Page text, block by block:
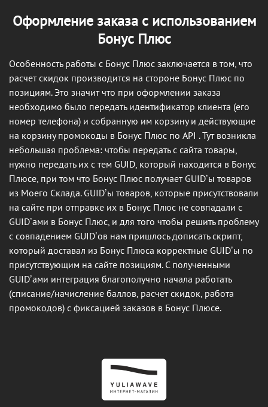
Оформление заказа с использованием
Бонус Плюс
Особенность работы с Бонус Плюс заключается в том, что
расчет скидок производится на стороне Бонус Плюс по
позициям. Это значит что при оформлении заказа
необходимо было передать идентификатор клиента (его
номер телефона) и собранную им корзину и действующие
на корзину промокоды в Бонус Плюс по API . Тут возникла
небольшая проблема: чтобы передать с сайта товары,
нужно передать их с тем GUID, который находится в Бонус
Плюсе, при том что Бонус Плюс получает GUID’ы товаров
из Моего Склада. GUID’ы товаров, которые присутствовали
на сайте при отправке их в Бонус Плюс не совпадали с
GUID’ами в Бонус Плюс, и для того чтобы решить проблему
с совпадением GUID’ов нам пришлось дописать скрипт,
который доставал из Бонус Плюса корректные GUID’ы по
присутствующим на сайте позициям. С полученными
GUID’ами интеграция благополучно начала работать
(списание/начисление баллов, расчет скидок, работа
промокодов) с фиксацией заказов в Бонус Плюсе.